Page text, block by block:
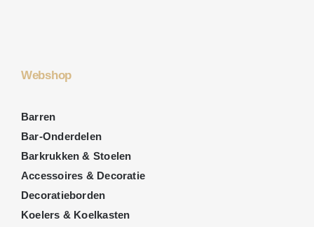
Webshop
Barren
Bar-Onderdelen
Barkrukken & Stoelen
Accessoires & Decoratie
Decoratieborden
Koelers & Koelkasten